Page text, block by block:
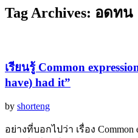
Tag Archives: อดทน
เรียนรู้ Common
have) had it”
by shorteng
อย่างที่บอกไปว่า เรื่อง